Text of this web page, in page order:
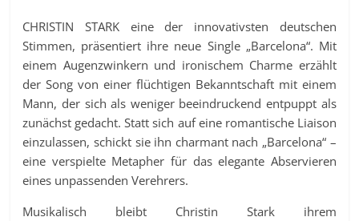
CHRISTIN STARK eine der innovativsten deutschen
Stimmen, präsentiert ihre neue Single „Barcelona“. Mit
einem Augenzwinkern und ironischem Charme erzählt
der Song von einer flüchtigen Bekanntschaft mit einem
Mann, der sich als weniger beeindruckend entpuppt als
zunächst gedacht. Statt sich auf eine romantische Liaison
einzulassen, schickt sie ihn charmant nach „Barcelona“ –
eine verspielte Metapher für das elegante Abservieren
eines unpassenden Verehrers.
Musikalisch bleibt Christin Stark ihrem